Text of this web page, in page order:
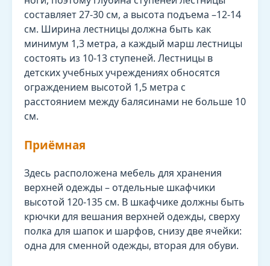
составляет 27-30 см, а высота подъема –12-14
см. Ширина лестницы должна быть как
минимум 1,3 метра, а каждый марш лестницы
состоять из 10-13 ступеней. Лестницы в
детских учебных учреждениях обносятся
ограждением высотой 1,5 метра с
расстоянием между балясинами не больше 10
см.
Приёмная
Здесь расположена мебель для хранения
верхней одежды – отдельные шкафчики
высотой 120-135 см. В шкафчике должны быть
крючки для вешания верхней одежды, сверху
полка для шапок и шарфов, снизу две ячейки:
одна для сменной одежды, вторая для обуви.